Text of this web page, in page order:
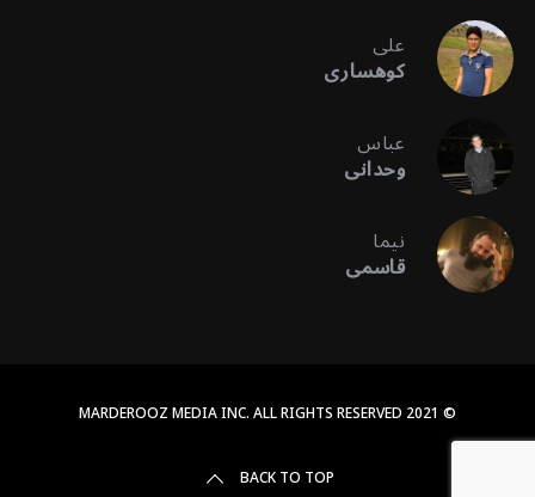
علی
کوهساری
عباس
وحدانی
نیما
قاسمی
© 2021 MARDEROOZ MEDIA INC. ALL RIGHTS RESERVED
BACK TO TOP